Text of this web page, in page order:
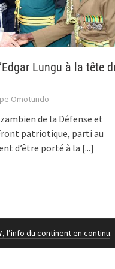
Lungu à la tête
Omotundo
de la Défense et
patriotique, parti au
d’être porté à la [...]
l’info du continent en continu.